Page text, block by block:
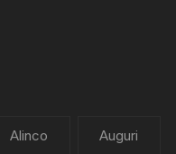
Alinco Auguri